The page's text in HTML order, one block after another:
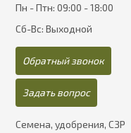
Пн - Птн: 09:00 - 18:00
Сб-Вс: Выходной
Обратный звонок
Задать вопрос
Семена, удобрения, СЗР